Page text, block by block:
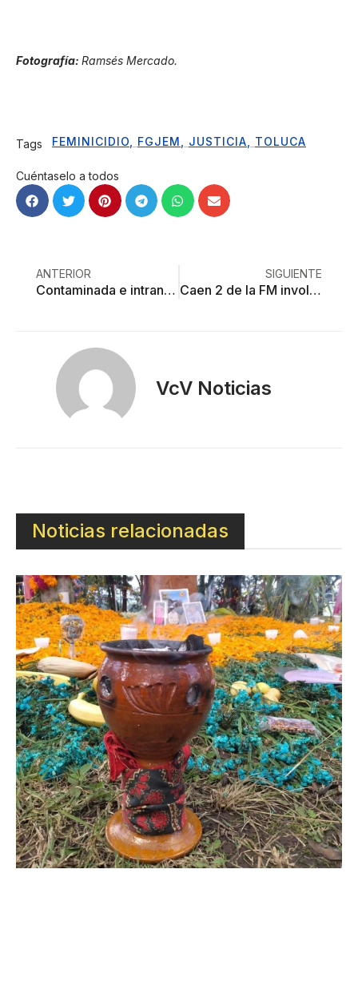
Fotografía: Ramsés Mercado.
Tags FEMINICIDIO FGJEM JUSTICIA TOLUCA
Cuéntaselo a todos
ANTERIOR
Contaminada e intransitable, la capital del medio milenio
SIGUIENTE
Caen 2 de la FM involucrados en robo a negocio de Metepec; uno de ellos involucrado en triple homicidio
VcV Noticias
Noticias relacionadas